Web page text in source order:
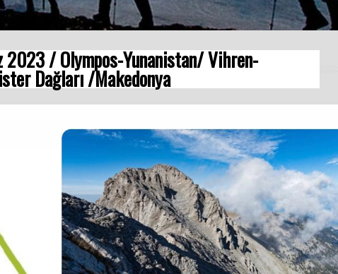
2023 / Olympos-Yunanistan/ Vihren-
Dağları /Makedonya